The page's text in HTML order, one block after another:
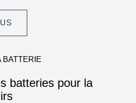
BATTERIE
batteries pour la